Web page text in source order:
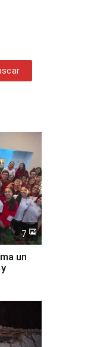
7
un